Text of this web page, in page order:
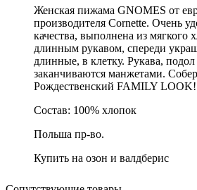
Женская пижама GNOMES от
производителя Cornette. Очень
качества, выполнена из мягкого
длинным рукавом, спереди
длинные, в клетку. Рукава,
заканчиваются манжетами.
Рождественский FAMILY LOOK!
Состав: 100% хлопок
Польша пр-во.
Купить на озон и валдберис